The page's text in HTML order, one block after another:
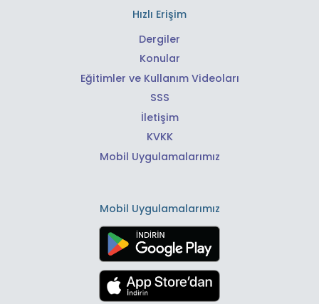
Hızlı Erişim
Dergiler
Konular
Eğitimler ve Kullanım Videoları
SSS
İletişim
KVKK
Mobil Uygulamalarımız
Mobil Uygulamalarımız